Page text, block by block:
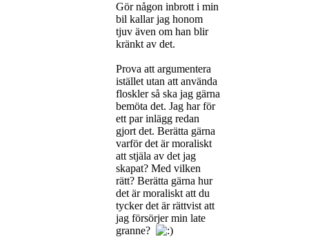
Gör någon inbrott i min
bil kallar jag honom
tjuv även om han blir
kränkt av det.
Prova att argumentera
istället utan att använda
floskler så ska jag gärna
bemöta det. Jag har för
ett par inlägg redan
gjort det. Berätta gärna
varför det är moraliskt
att stjäla av det jag
skapat? Med vilken
rätt? Berätta gärna hur
det är moraliskt att du
tycker det är rättvist att
jag försörjer min late
granne?